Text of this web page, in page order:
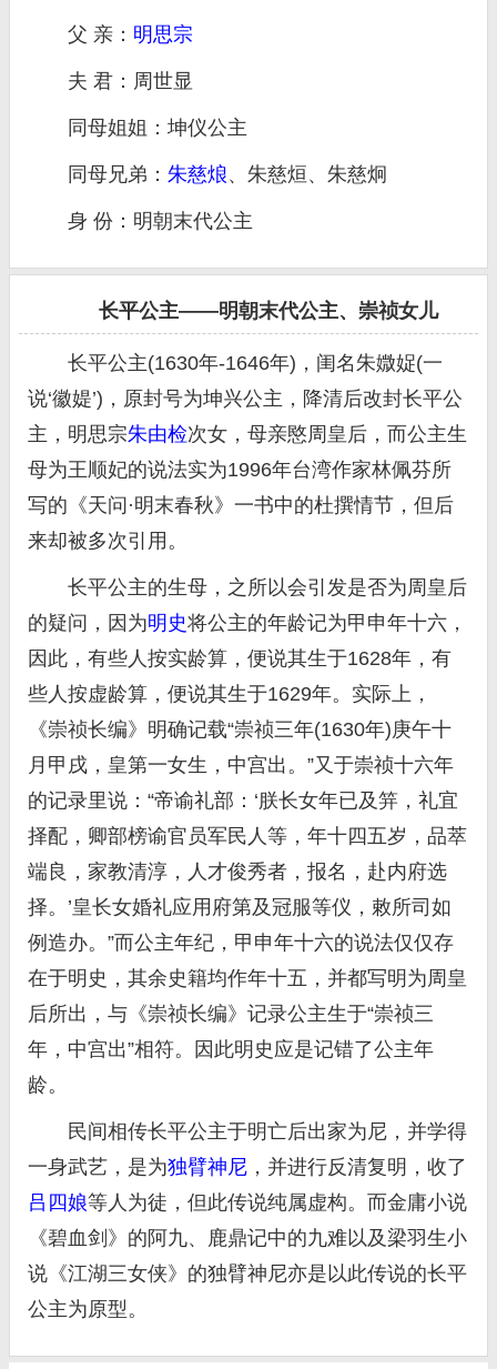
父 亲： 明思宗
夫 君：周世显
同母姐姐：坤仪公主
同母兄弟： 朱慈烺、朱慈烜、朱慈炯
身 份：明朝末代公主
长平公主——明朝末代公主、崇祯女儿
长平公主(1630年-1646年)，闺名朱媺娖(一
说‘徽媞’)，原封号为坤兴公主，降清后改封长平公
主，明思宗朱由检次女，母亲愍周皇后，而公主生
母为王顺妃的说法实为1996年台湾作家林佩芬所
写的《天问·明末春秋》一书中的杜撰情节，但后
来却被多次引用。
长平公主的生母，之所以会引发是否为周皇后
的疑问，因为明史将公主的年龄记为甲申年十六，
因此，有些人按实龄算，便说其生于1628年，有
些人按虚龄算，便说其生于1629年。实际上，
《崇祯长编》明确记载“崇祯三年(1630年)庚午十
月甲戌，皇第一女生，中宫出。”又于崇祯十六年
的记录里说：“帝谕礼部：‘朕长女年已及笄，礼宜
择配，卿部榜谕官员军民人等，年十四五岁，品萃
端良，家教清淳，人才俊秀者，报名，赴内府选
择。’皇长女婚礼应用府第及冠服等仪，敕所司如
例造办。”而公主年纪，甲申年十六的说法仅仅存
在于明史，其余史籍均作年十五，并都写明为周皇
后所出，与《崇祯长编》记录公主生于“崇祯三
年，中宫出”相符。因此明史应是记错了公主年
龄。
民间相传长平公主于明亡后出家为尼，并学得
一身武艺，是为独臂神尼 ，并进行反清复明，收了
吕四娘等人为徒，但此传说纯属虚构。而金庸小说
《碧血剑》的阿九、鹿鼎记中的九难以及梁羽生小
说《江湖三女侠》的独臂神尼亦是以此传说的长平
公主为原型。